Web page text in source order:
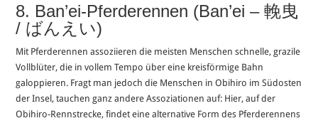
8. Ban’ei-Pferderennen (Ban’ei – 輓曳
/ ばんえい)
Mit Pferderennen assoziieren die meisten Menschen schnelle, grazile
Vollblüter, die in vollem Tempo über eine kreisförmige Bahn
galoppieren. Fragt man jedoch die Menschen in Obihiro im Südosten
der Insel, tauchen ganz andere Assoziationen auf: Hier, auf der
Obihiro-Rennstrecke, findet eine alternative Form des Pferderennens